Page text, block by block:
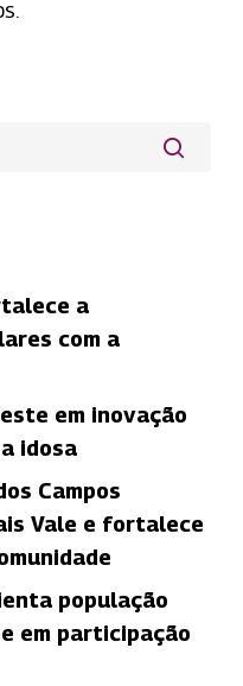
a
com a
em inovação
idosa
Campos
Vale e fortalece
população
em participação